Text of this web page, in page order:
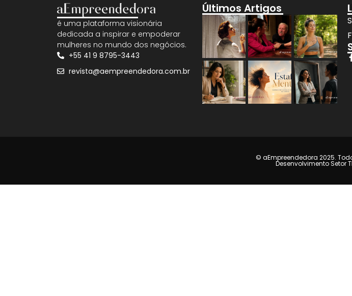
é uma plataforma visionária
dedicada a inspirar e empoderar
mulheres no mundo dos negócios.
+55 41 9 8795-3443
revista@aempreendedora.com.br
Últimos Artigos
© aEmpreendedora 2025.
Desenvolvimento Setor